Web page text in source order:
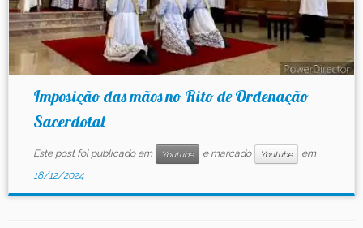
Imposição das mãos no Rito de Ordenação
Sacerdotal
Este post foi publicado em Youtube e marcado Youtube
em
18/12/2024